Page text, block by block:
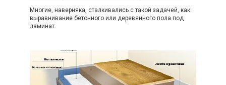
Многие, наверняка, сталкивались с такой задачей, как
выравнивание бетонного или деревянного пола под
ламинат.